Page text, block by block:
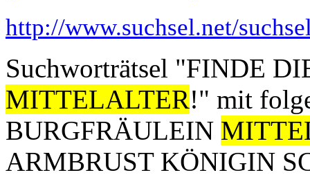
http://www.suchsel.net/
Suchworträtsel "FINDE
MITTELALTER!" mit
BURGFRÄULEIN
ARMBRUST KÖNIGIN